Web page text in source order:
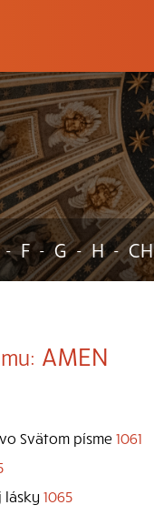
- F - G - H - CH
AMEN
Svätom písme 1061
lásky 1065